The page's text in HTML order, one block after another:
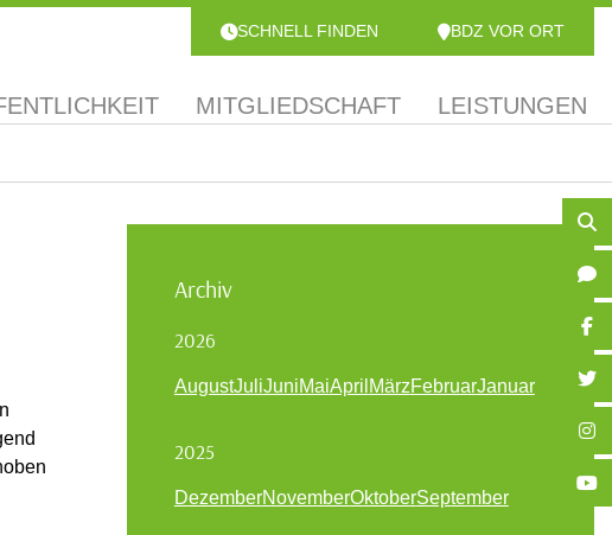
SCHNELL FINDEN BDZ VOR ORT
MITGLIEDSCHAFT LEISTUNGEN
Archiv
2026
AugustJuliJuniMaiApril MärzFebruarJanuar
2025
DezemberNovemberOktoberSeptember